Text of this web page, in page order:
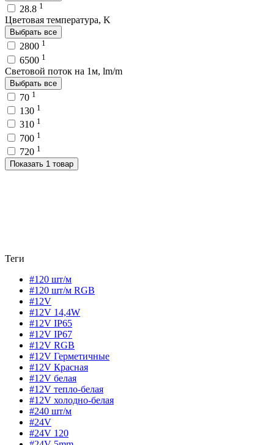
28.8 1
Цветовая температура, K
Выбрать все
2800 1
6500 1
Световой поток на 1м, lm/m
Выбрать все
70 1
130 1
310 1
700 1
720 1
Показать 1 товар
Теги
#120 шт/м
#120 шт/м RGB
#12V
#12V 14,4W
#12V IP65
#12V IP67
#12V RGB
#12V Герметичные
#12V Красная
#12V белая
#12V тепло-белая
#12V холодно-белая
#240 шт/м
#24V
#24V 120